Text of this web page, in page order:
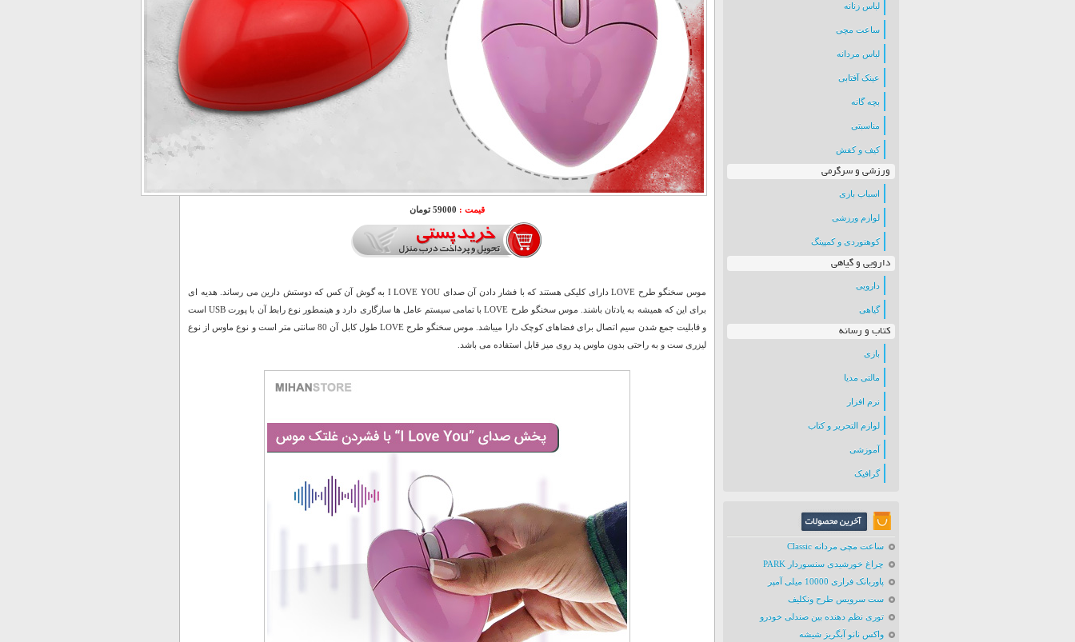
لباس زنانه
ساعت مچی
لباس مردانه
عینک آفتابی
بچه گانه
مناسبتی
کیف و کفش
ورزشی و سرگرمی
اسباب بازی
لوازم ورزشی
کوهنوردی و کمپینگ
دارویی و گیاهی
دارویی
گیاهی
کتاب و رسانه
بازی
مالتی مدیا
نرم افزار
لوازم التحریر و کتاب
آموزشی
گرافیک
ساعت مچی مردانه Classic
چراغ خورشیدی سنسوردار PARK
پاوربانک فراری 10000 میلی آمپر
ست سرویس طرح ونکلیف
توری نظم دهنده بین صندلی خودرو
واکس نانو آبگریز شیشه
قیمت : 59000 تومان
موس سخنگو طرح LOVE دارای کلیکی هستند که با فشار دادن آن صدای I LOVE YOU به گوش آن کس که دوستش دارین می رساند. هدیه ای
برای این که همیشه به یادتان باشند. موس سخنگو طرح LOVE با تمامی سیستم عامل ها سازگاری دارد و هینمطور نوع رابط آن با پورت USB است
و قابلیت جمع شدن سیم اتصال برای فضاهای کوچک دارا میباشد. موس سخنگو طرح LOVE طول کابل آن 80 سانتی متر است و نوع ماوس از نوع
لیزری ست و به راحتی بدون ماوس پد روی میز قابل استفاده می باشد.